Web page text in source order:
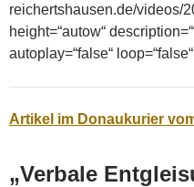
reichertshausen.de/videos/
height=“autow“
autoplay=“false“
Artikel im Donaukurier
„Verbale